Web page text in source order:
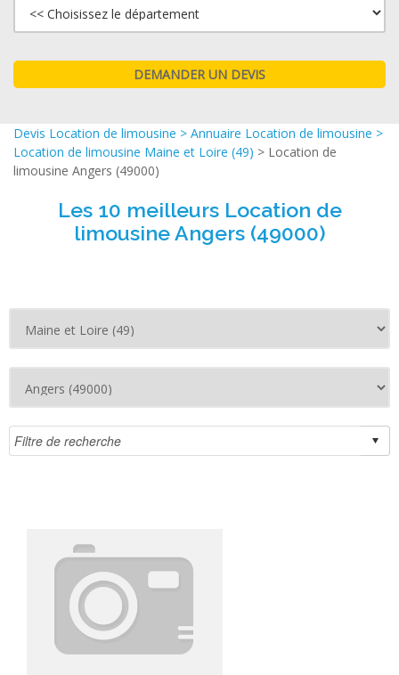
Devis Location de limousine > Annuaire Location de limousine >
Location de limousine Maine et Loire (49) > Location de
limousine Angers (49000)
Les 10 meilleurs Location de
limousine Angers (49000)